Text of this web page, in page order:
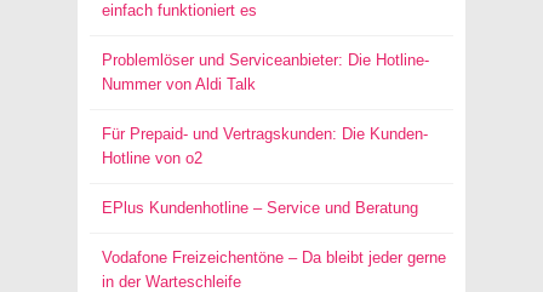
einfach funktioniert es
Problemlöser und Serviceanbieter: Die Hotline-
Nummer von Aldi Talk
Für Prepaid- und Vertragskunden: Die Kunden-
Hotline von o2
EPlus Kundenhotline – Service und Beratung
Vodafone Freizeichentöne – Da bleibt jeder gerne
in der Warteschleife